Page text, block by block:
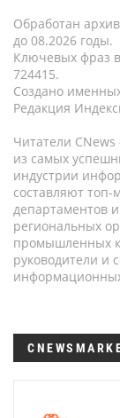
Обработан
до 08.2026 годы.
Ключевых фраз
724415.
Создано
Редакция
Читатели
из самых
индустрии
составляют
департаментов
региональных
промышленных
руководители и
информационных